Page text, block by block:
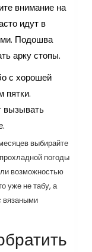
внимание на
идут в
Подошва
арку стопы.
с хорошей
пятки.
вызывать
выбирайте
погоды
возможностью
уже не табу, а
вязаными